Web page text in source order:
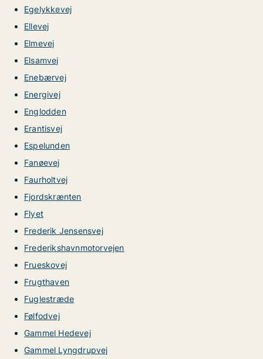
Egelykkevej
Ellevej
Elmevej
Elsamvej
Enebærvej
Energivej
Englodden
Erantisvej
Espelunden
Fanøevej
Faurholtvej
Fjordskrænten
Flyet
Frederik Jensensvej
Frederikshavnmotorvejen
Frueskovej
Frugthaven
Fuglestræde
Følfodvej
Gammel Hedevej
Gammel Lyngdrupvej